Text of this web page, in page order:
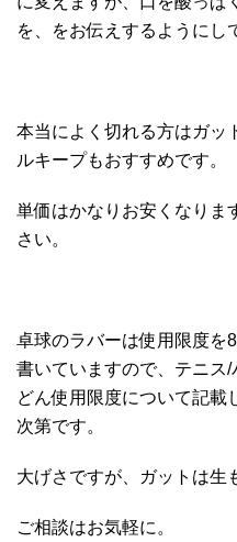
を、をお伝えするようにし
本当によく切れる方はガッ
ルキープもおすすめです。
単価はかなりお安くなりま
さい。
卓球のラバーは使用限度を
書いていますので、テニス
どん使用限度について記載
次第です。
大げさですが、ガットは生
ご相談はお気軽に。